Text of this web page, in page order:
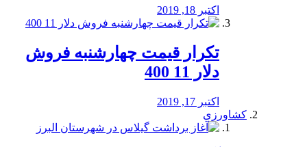
اکتبر 18, 2019
تکرار قیمت چهارشنبه فروش
دلار 11 400
اکتبر 17, 2019
کشاورزی